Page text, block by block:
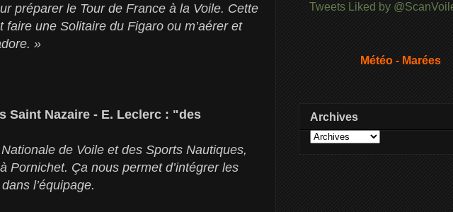
préparer le Tour de France à la Voile. Cette
une Solitaire du Figaro ou m’aérer et
»
Saint Nazaire - E. Leclerc : "des
de Voile et des Sports Nautiques,
Pornichet. Ça nous permet d’intégrer les
l’équipage.
Tweets Liked by
Météo - Marées
Archives